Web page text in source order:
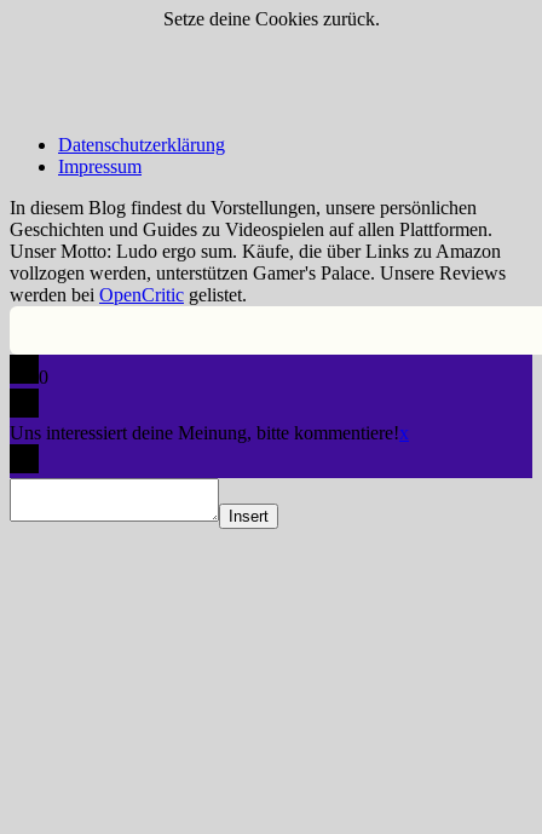
Setze deine Cookies zurück.
Datenschutzerklärung
Impressum
In diesem Blog findest du Vorstellungen, unsere persönlichen
Geschichten und Guides zu Videospielen auf allen Plattformen.
Unser Motto: Ludo ergo sum. Käufe, die über Links zu Amazon
vollzogen werden, unterstützen Gamer's Palace. Unsere Reviews
werden bei OpenCritic gelistet.
0
Uns interessiert deine Meinung, bitte kommentiere!x
Insert